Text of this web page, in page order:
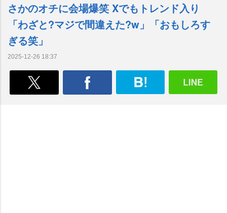
さかのオチに会場爆笑 Xでもトレンド入り
「わざと?マジで間違えた?w」「おもしろす
ぎる笑」
2025-12-26 18:37